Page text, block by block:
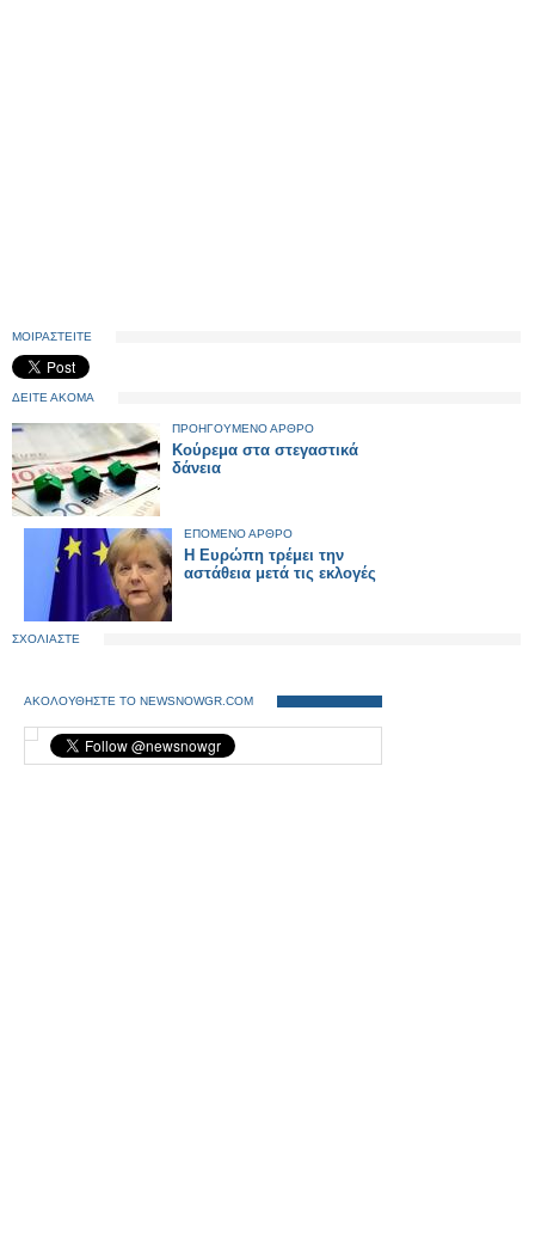
ΜΟΙΡΑΣΤΕΙΤΕ
ΔΕΙΤΕ ΑΚΟΜΑ
ΠΡΟΗΓΟΥΜΕΝΟ ΑΡΘΡΟ
Κούρεμα στα στεγαστικά
δάνεια
ΕΠΟΜΕΝΟ ΑΡΘΡΟ
Η Ευρώπη τρέμει την
αστάθεια μετά τις εκλογές
ΣΧΟΛΙΑΣΤΕ
ΑΚΟΛΟΥΘΗΣΤΕ ΤΟ NEWSNOWGR.COM